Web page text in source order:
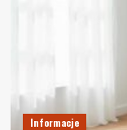
Informacje